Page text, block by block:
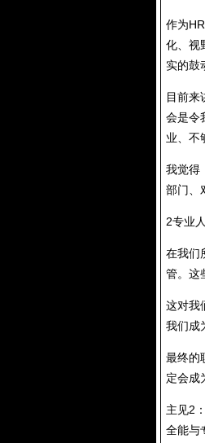
作为
化、视
实的鼓
目前来
会是令
业、不
我觉得
部门、
2专业
在我们
管。这
这对我
我们成
最终的
定会成
主见2
全能与